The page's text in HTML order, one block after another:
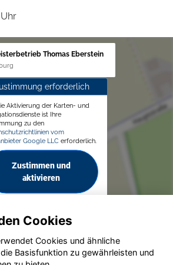
Thomas Eberstein
erforderlich
Aktivierung der Karten- und
ist Ihre
zu den
vom
Google LLC erforderlich.
Zustimmen und
aktivieren
Cookies
Cookies und ähnliche
Basisfunktion zu gewährleisten und